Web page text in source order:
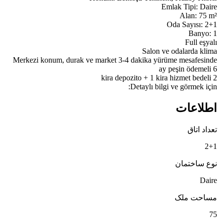
Detaylı bilgi ve görmek için:
اطلاعات
تعداد اتاق
2+1
نوع ساختمان
Daire
مساحت ملک
75